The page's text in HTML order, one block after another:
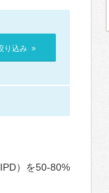
り込み »
）を50-80%